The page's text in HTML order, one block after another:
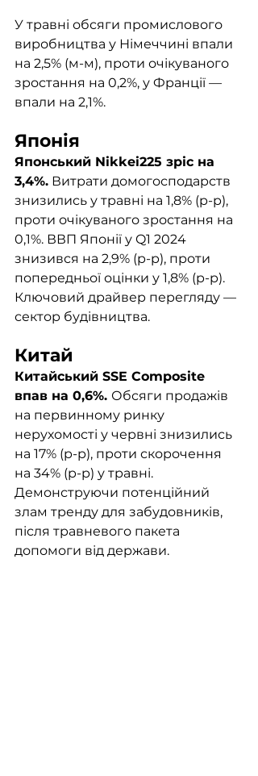
У травні обсяги промислового
виробництва у Німеччині впали
на 2,5% (м-м), проти очікуваного
зростання на 0,2%, у Франції —
впали на 2,1%.
Японія
Японський Nikkei225 зріс на
3,4%. Витрати домогосподарств
знизились у травні на 1,8% (р-р),
проти очікуваного зростання на
0,1%. ВВП Японії у Q1 2024
знизився на 2,9% (р-р), проти
попередньої оцінки у 1,8% (р-р).
Ключовий драйвер перегляду —
сектор будівництва.
Китай
Китайський SSE Composite
впав на 0,6%. Обсяги продажів
на первинному ринку
нерухомості у червні знизились
на 17% (р-р), проти скорочення
на 34% (р-р) у травні.
Демонструючи потенційний
злам тренду для забудовників,
після травневого пакета
допомоги від держави.